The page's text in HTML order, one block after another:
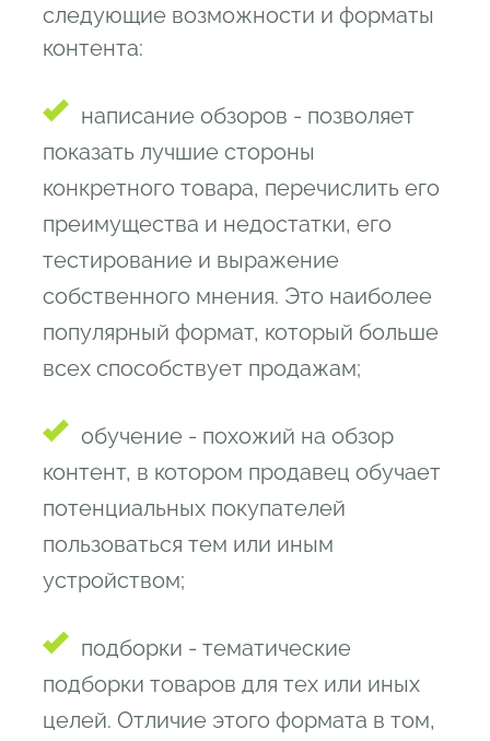
следующие возможности и форматы
контента:
написание обзоров - позволяет
показать лучшие стороны
конкретного товара, перечислить его
преимущества и недостатки, его
тестирование и выражение
собственного мнения. Это наиболее
популярный формат, который больше
всех способствует продажам;
обучение - похожий на обзор
контент, в котором продавец обучает
потенциальных покупателей
пользоваться тем или иным
устройством;
подборки - тематические
подборки товаров для тех или иных
целей. Отличие этого формата в том,